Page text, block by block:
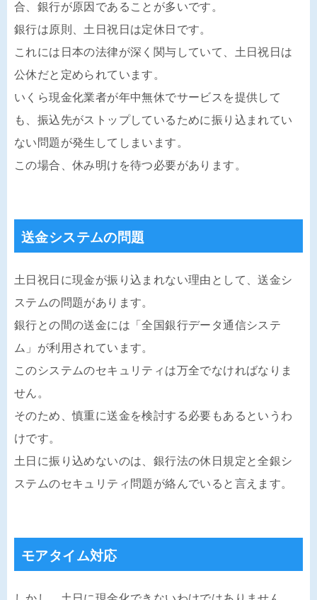
合、銀行が原因であることが多いです。
銀行は原則、土日祝日は定休日です。
これには日本の法律が深く関与していて、土日祝日は
公休だと定められています。
いくら現金化業者が年中無休でサービスを提供して
も、振込先がストップしているために振り込まれてい
ない問題が発生してしまいます。
この場合、休み明けを待つ必要があります。
送金システムの問題
土日祝日に現金が振り込まれない理由として、送金シ
ステムの問題があります。
銀行との間の送金には「全国銀行データ通信システ
ム」が利用されています。
このシステムのセキュリティは万全でなければなりま
せん。
そのため、慎重に送金を検討する必要もあるというわ
けです。
土日に振り込めないのは、銀行法の休日規定と全銀シ
ステムのセキュリティ問題が絡んでいると言えます。
モアタイム対応